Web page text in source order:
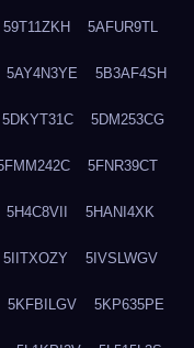
59T11ZKH 5AFUR9TL
5AY4N3YE 5B3AF4SH
5DKYT31C 5DM253CG
5FNR39CT
5H4C8VII 5HANI4XK
5IITXOZY 5IVSLWGV
5KFBILGV 5KP635PE